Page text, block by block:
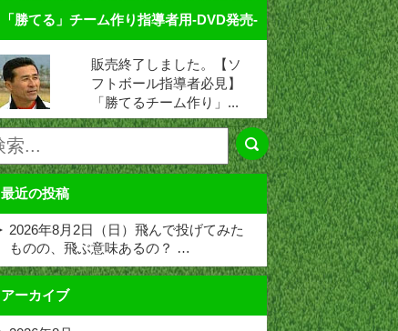
「勝てる」チーム作り指導者用-DVD発売-
販売終了しました。【ソ
フトボール指導者必見】
「勝てるチーム作り」...
最近の投稿
2026年8月2日（日）飛んで投げてみた
ものの、飛ぶ意味あるの？ …
アーカイブ